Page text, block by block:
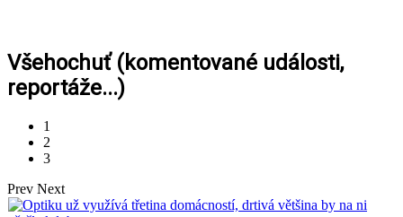
Všehochuť (komentované události,
reportáže...)
1
2
3
Prev Next